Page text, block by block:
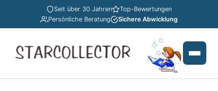
Seit über 30 Jahren
Top-Bewertungen
Persönliche Beratung
Sichere Abwicklung